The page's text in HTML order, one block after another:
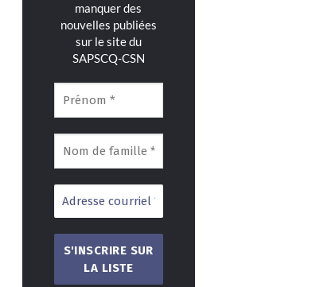
manquer des
nouvelles publiées
sur le site du
SAPSCQ-CSN